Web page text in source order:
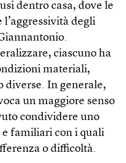
dentro casa, dove le
degli
ciascuno ha
materiali,
diverse. In generale,
un maggiore senso
condividere uno
e familiari con i quali
o difficoltà.